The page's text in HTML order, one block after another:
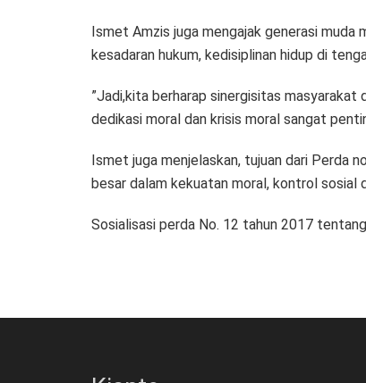
Ismet Amzis juga mengajak generasi
kesadaran hukum, kedisiplinan hidup di
”Jadi,kita berharap sinergisitas
dedikasi moral dan krisis moral sangat
Ismet juga menjelaskan, tujuan dari Perda
besar dalam kekuatan moral, kontrol sosial
Sosialisasi perda No. 12 tahun 2017